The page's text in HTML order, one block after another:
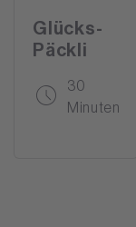
Glücks-
Päckli
30
Minuten